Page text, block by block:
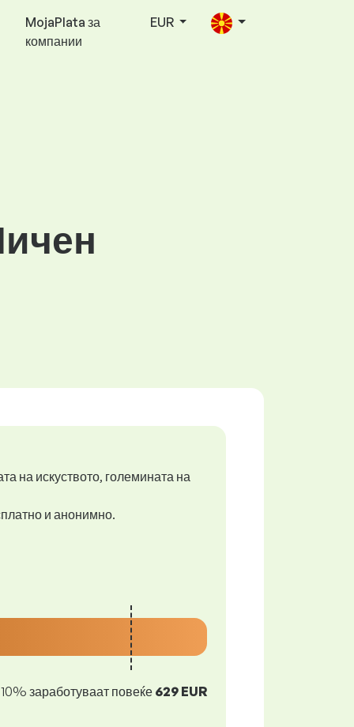
MojaPlata за
компании
EUR
на искуството, големината на
и анонимно.
10% заработуваат повеќе 629 EUR